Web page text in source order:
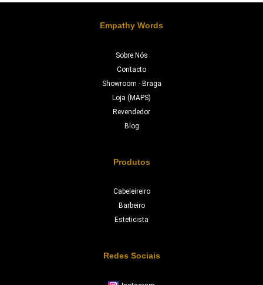
Empathy Words
Sobre Nós
Contacto
Showroom - Braga
Loja (MAPS)
Revendedor
Blog
Produtos
Cabeleireiro
Barbeiro
Esteticista
Redes Sociais